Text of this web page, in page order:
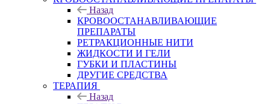
Назад
КРОВООСТАНАВЛИВАЮЩИЕ
ПРЕПАРАТЫ
РЕТРАКЦИОННЫЕ НИТИ
ЖИДКОСТИ И ГЕЛИ
ГУБКИ И ПЛАСТИНЫ
ДРУГИЕ СРЕДСТВА
ТЕРАПИЯ
Назад